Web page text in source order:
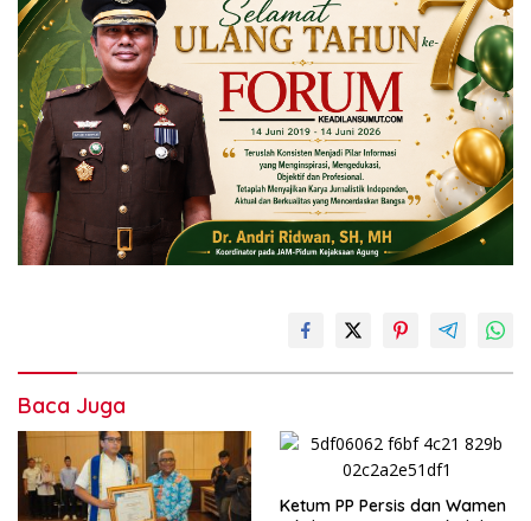
Baca Juga
Ketum PP Persis dan Wamen